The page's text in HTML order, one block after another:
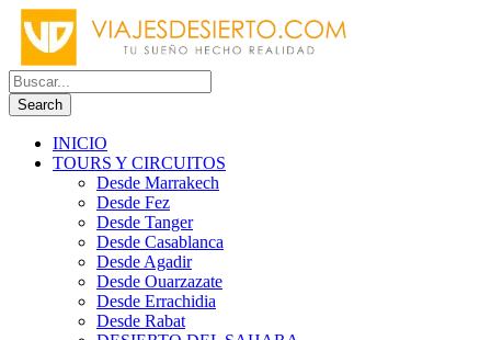
INICIO
TOURS Y CIRCUITOS
Desde Marrakech
Desde Fez
Desde Tanger
Desde Casablanca
Desde Agadir
Desde Ouarzazate
Desde Errachidia
Desde Rabat